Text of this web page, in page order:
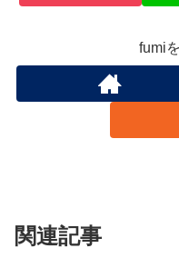
fumi
関連記事